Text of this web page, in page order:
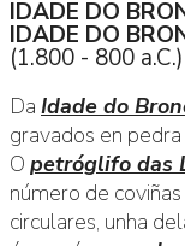
IDADE DO
IDADE DO
(1.800 - 800 a.C.)
Da Idade do
gravados en
O petróglifo das
número de
circulares, unha